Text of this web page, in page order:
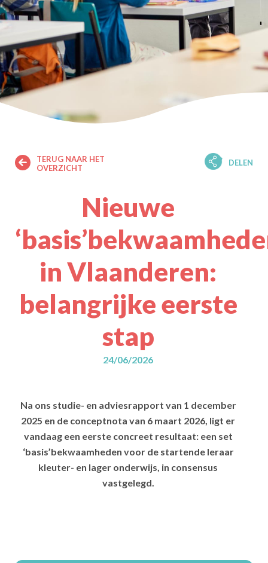
TERUG NAAR HET
OVERZICHT
DELEN
Nieuwe
in Vlaanderen:
belangrijke eerste
stap
24/06/2026
Na ons studie- en adviesrapport van 1 december
2025 en de conceptnota van 6 maart 2026, ligt er
vandaag een eerste concreet resultaat: een set
‘basis’bekwaamheden voor de startende leraar
kleuter- en lager onderwijs, in consensus
vastgelegd.